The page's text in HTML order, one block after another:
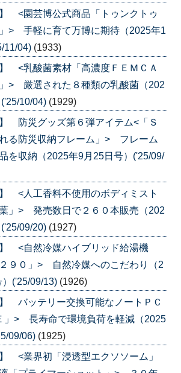
】 <園芸博公式商品「トゥンクトゥ
> 手軽に育て万博に期待（2025年1
11/04) (1933)
】 <乳酸菌素材「高濃度ＦＥＭＣＡ
> 厳選された８種類の乳酸菌（202
10/04) (1929)
】 防災グッズ第６弾アイテム<「Ｓ
る防災収納フレーム」> フレーム
を収納（2025年9月25日号）('25/09/
】 <人工香料不使用のボディミスト
葉」> 発売数日で２６０本販売（202
09/20) (1927)
】 <自然冷媒ハイブリッド給湯機
９０」> 自然冷媒へのこだわり（2
('25/09/13) (1926)
】 バッテリー交換可能なノートＰＣ
」> 長寿命で環境負荷を軽減（2025
09/06) (1925)
<業界初「浸透型エクソソーム」